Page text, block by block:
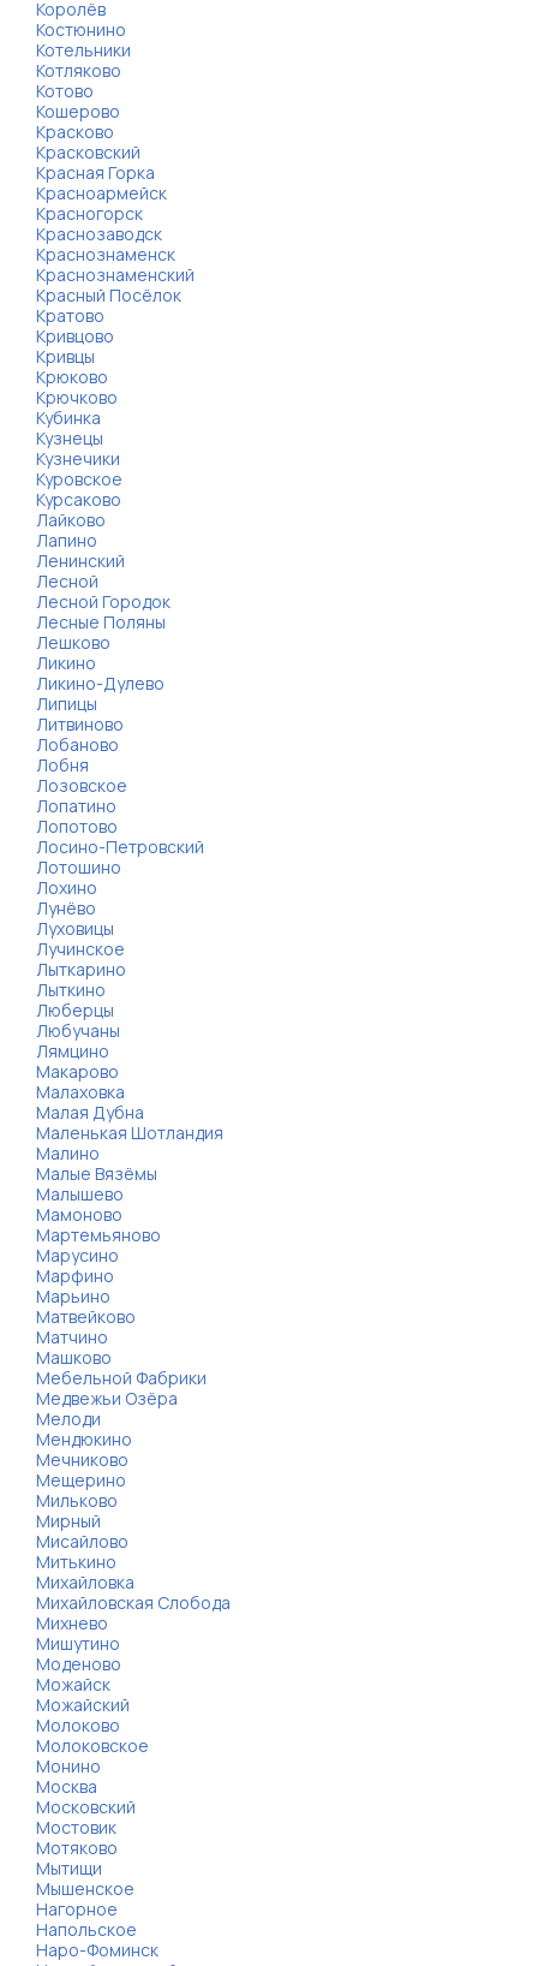
Королёв
Костюнино
Котельники
Котляково
Котово
Кошерово
Красково
Красковский
Красная Горка
Красноармейск
Красногорск
Краснозаводск
Краснознаменск
Краснознаменский
Красный Посёлок
Кратово
Кривцово
Кривцы
Крюково
Крючково
Кубинка
Кузнецы
Кузнечики
Куровское
Курсаково
Лайково
Лапино
Ленинский
Лесной
Лесной Городок
Лесные Поляны
Лешково
Ликино
Ликино-Дулево
Липицы
Литвиново
Лобаново
Лобня
Лозовское
Лопатино
Лопотово
Лосино-Петровский
Лотошино
Лохино
Лунёво
Луховицы
Лучинское
Лыткарино
Лыткино
Люберцы
Любучаны
Лямцино
Макарово
Малаховка
Малая Дубна
Маленькая Шотландия
Малино
Малые Вязёмы
Малышево
Мамоново
Мартемьяново
Марусино
Марфино
Марьино
Матвейково
Матчино
Машково
Мебельной Фабрики
Медвежьи Озёра
Мелоди
Мендюкино
Мечниково
Мещерино
Мильково
Мирный
Мисайлово
Митькино
Михайловка
Михайловская Слобода
Михнево
Мишутино
Моденово
Можайск
Можайский
Молоково
Молоковское
Монино
Москва
Московский
Мостовик
Мотяково
Мытищи
Мышенское
Нагорное
Напольское
Наро-Фоминск